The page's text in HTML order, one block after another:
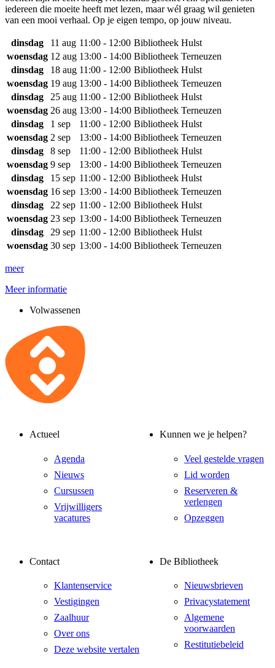
iedereen die moeite heeft met lezen, maar wél graag wil genieten
van een mooi verhaal. Op je eigen tempo, op jouw niveau.
dinsdag 11 aug 11:00 - 12:00 Bibliotheek Hulst
woensdag 12 aug 13:00 - 14:00 Bibliotheek Terneuzen
dinsdag
18 aug 11:00 - 12:00 Bibliotheek Hulst
woensdag 19 aug 13:00 - 14:00 Bibliotheek Terneuzen
dinsdag
25 aug 11:00 - 12:00 Bibliotheek Hulst
woensdag 26 aug 13:00 - 14:00 Bibliotheek Terneuzen
dinsdag
1 sep 11:00 - 12:00 Bibliotheek Hulst
woensdag 2 sep 13:00 - 14:00 Bibliotheek Terneuzen
dinsdag
8 sep 11:00 - 12:00 Bibliotheek Hulst
woensdag 9 sep 13:00 - 14:00 Bibliotheek Terneuzen
dinsdag
15 sep 11:00 - 12:00 Bibliotheek Hulst
woensdag 16 sep 13:00 - 14:00 Bibliotheek Terneuzen
dinsdag
22 sep 11:00 - 12:00 Bibliotheek Hulst
woensdag 23 sep 13:00 - 14:00 Bibliotheek Terneuzen
dinsdag
29 sep 11:00 - 12:00 Bibliotheek Hulst
woensdag 30 sep 13:00 - 14:00 Bibliotheek Terneuzen
meer
Meer informatie
Volwassenen
Actueel
Agenda
Nieuws
Cursussen
Vrijwilligers
vacatures
Kunnen we je helpen?
Veel gestelde vragen
Lid worden
Reserveren &
verlengen
Opzeggen
Contact
Klantenservice
Vestigingen
Zaalhuur
Over ons
Deze website vertalen
De Bibliotheek
Nieuwsbrieven
Privacystatement
Algemene
voorwaarden
Restitutiebeleid